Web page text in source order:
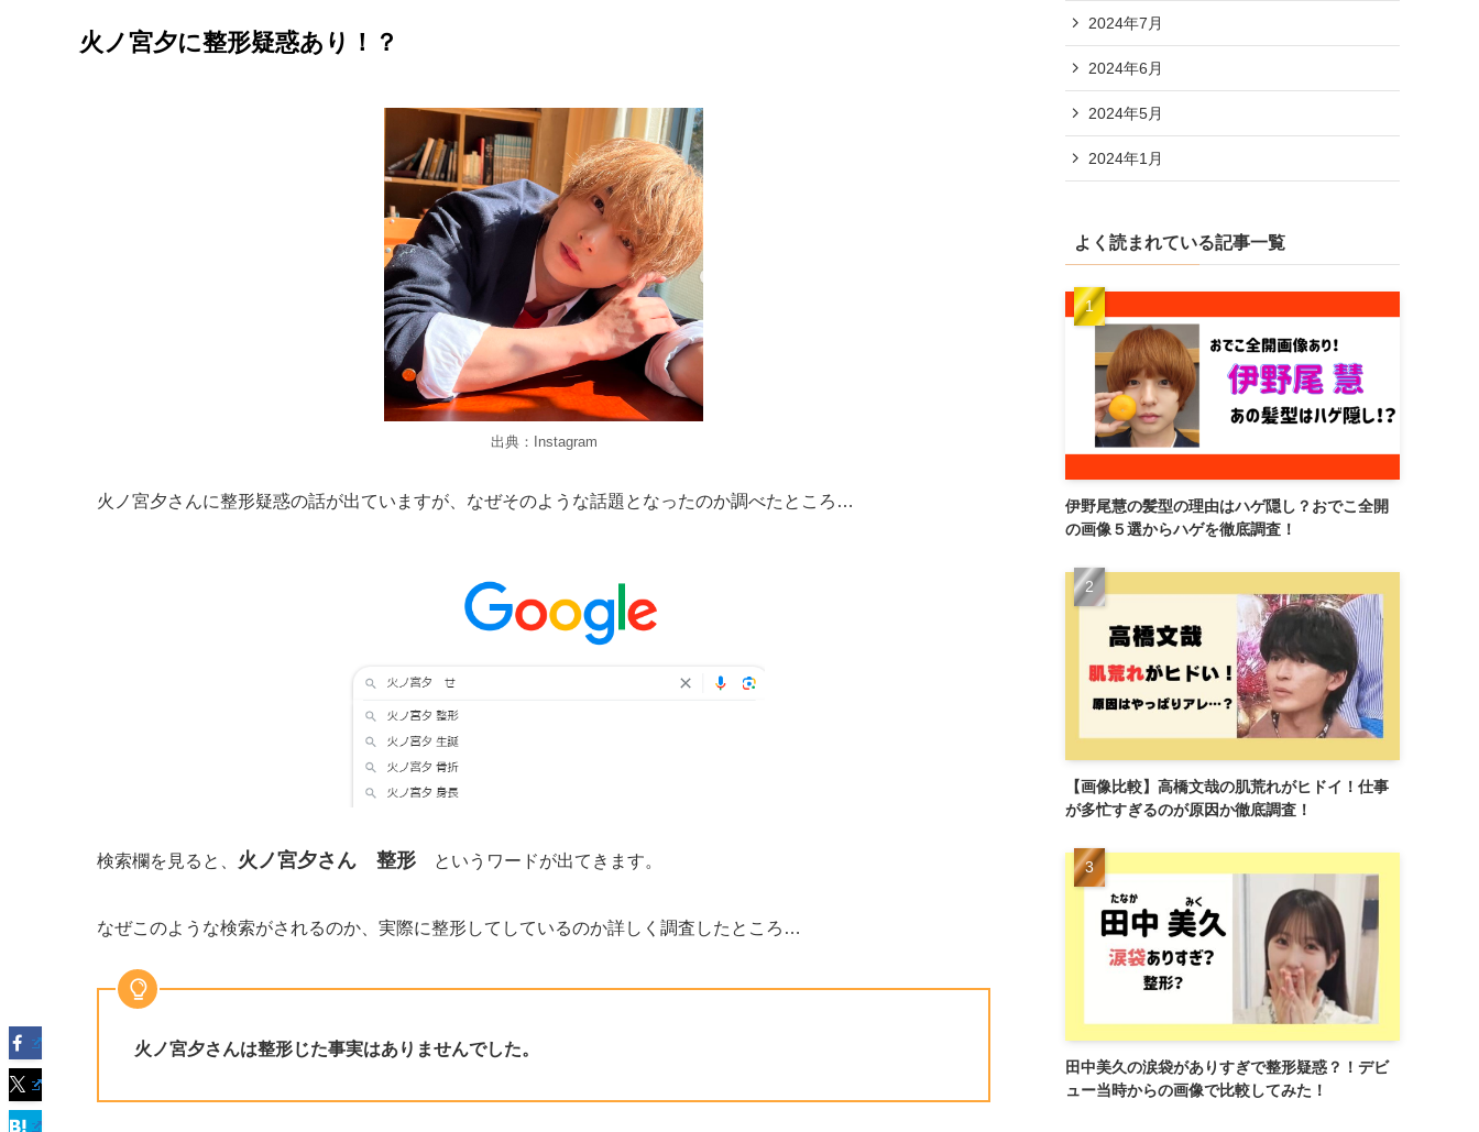
火ノ宮夕に整形疑惑あり！？
出典：Instagram
火ノ宮夕さんに整形疑惑の話が出ていますが、なぜそのような話題となったのか調べたところ…
検索欄を見ると、 火ノ宮夕さん 整形 というワードが出てきます。
なぜこのような検索がされるのか、実際に整形してしているのか詳しく調査したところ…
火ノ宮夕さんは整形じた事実はありませんでした。
2024年7月
2024年6月
2024年5月
2024年1月
よく読まれている記事一覧
伊野尾慧の髪型の理由はハゲ隠し？おでこ全開
の画像５選からハゲを徹底調査！
【画像比較】高橋文哉の肌荒れがヒドイ！仕事
が多忙すぎるのが原因か徹底調査！
田中美久の涙袋がありすぎで整形疑惑？！デビ
ュー当時からの画像で比較してみた！